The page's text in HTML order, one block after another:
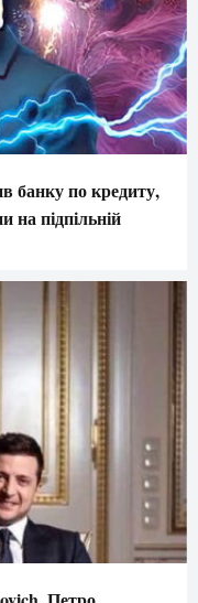
банку по кредиту,
на підпільній